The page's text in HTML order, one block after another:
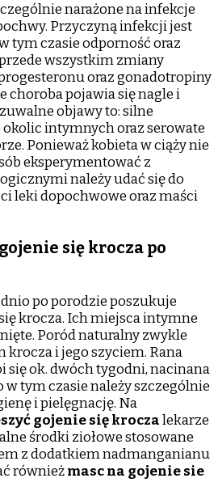
narażone na infekcje
Przyczyną infekcji jest
tym czasie odporność oraz
wszystkim zmiany
oraz gonadotropiny
choroba pojawia się nagle i
objawy to: silne
intymnych oraz serowate
Ponieważ kobieta w ciąży nie
eksperymentować z
należy udać się do
leki dopochwowe oraz maści
się krocza po
po porodzie poszukuje
krocza. Ich miejsca intymne
Poród naturalny zwykle
krocza i jego szyciem. Rana
się ok. dwóch tygodni, nacinana
w tym czasie należy szczególnie
i pielęgnację. Na
gojenie się kroczalekarze
środki ziołowe stosowane
z dodatkiem nadmanganianu
równieżmasc na gojenie sie